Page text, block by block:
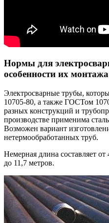
Нормы для
особенности их монтажа
Электросварные трубы,
10705-80, а также ГОСТом
разных конструкций и
производстве применима
Возможен вариант
нетермообработанных труб.
Немерная длина составляет
до 11,7 метров.